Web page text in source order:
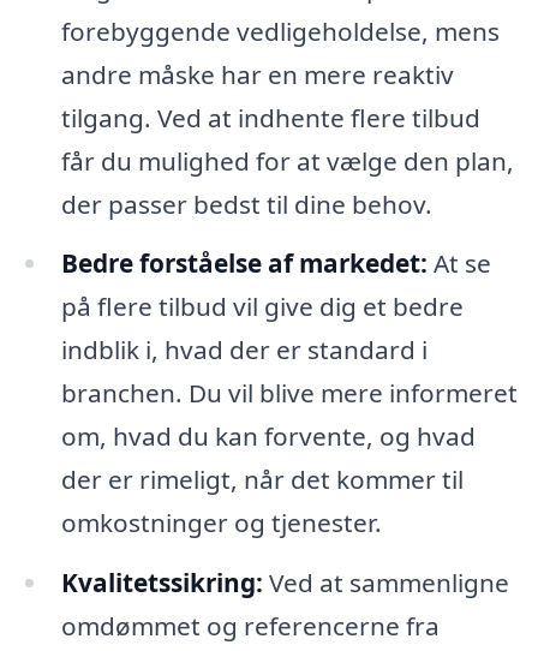
forebyggende vedligeholdelse, mens
andre måske har en mere reaktiv
tilgang. Ved at indhente flere tilbud
får du mulighed for at vælge den plan,
der passer bedst til dine behov.
Bedre forståelse af markedet: At se
på flere tilbud vil give dig et bedre
indblik i, hvad der er standard i
branchen. Du vil blive mere informeret
om, hvad du kan forvente, og hvad
der er rimeligt, når det kommer til
omkostninger og tjenester.
Kvalitetssikring: Ved at sammenligne
omdømmet og referencerne fra